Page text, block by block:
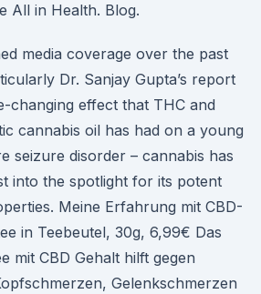
All in Health. Blog.
media coverage over the past
Dr. Sanjay Gupta’s report
changing effect that THC and
cannabis oil has had on a young
seizure disorder – cannabis has
into the spotlight for its potent
Meine Erfahrung mit CBD-
in Teebeutel, 30g, 6,99€ Das
mit CBD Gehalt hilft gegen
Gelenkschmerzen